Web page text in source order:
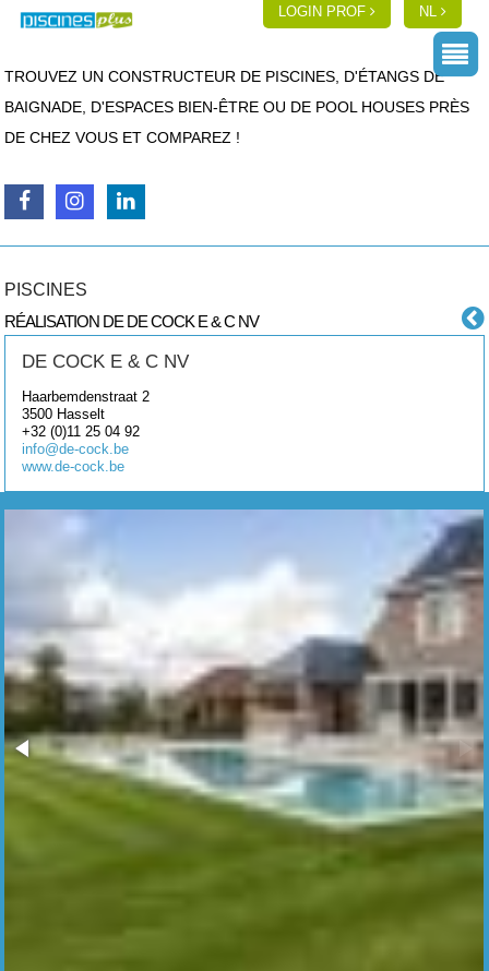
LOGIN PROF NL
TROUVEZ UN CONSTRUCTEUR DE PISCINES, D'ÉTANGS DE
BAIGNADE, D'ESPACES BIEN-ÊTRE OU DE POOL HOUSES PRÈS
DE CHEZ VOUS ET COMPAREZ !
PISCINES
RÉALISATION DE DE COCK E & C NV
DE COCK E & C NV
Haarbemdenstraat 2
3500 Hasselt
+32 (0)11 25 04 92
info@de-cock.be
www.de-cock.be